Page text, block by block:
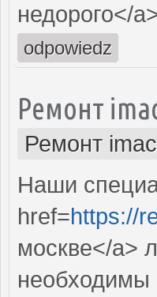
недорого</
odpowiedz
Ремонт
Ремонт
Наши
href=https://
москве</a>
необходимы